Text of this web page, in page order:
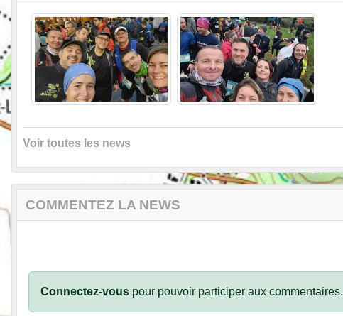
Voir toutes les news
COMMENTEZ LA NEWS
Connectez-vous pour pouvoir participer aux commentaires.